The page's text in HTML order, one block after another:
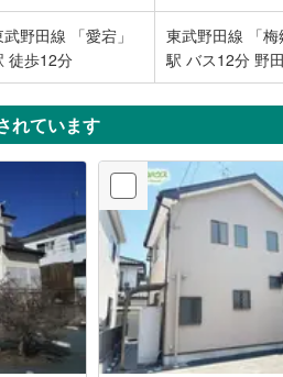
野田線 「愛宕」
徒歩12分
東武野田線 「梅
駅 バス12分 野
住宅 バス停下車
2分
れています